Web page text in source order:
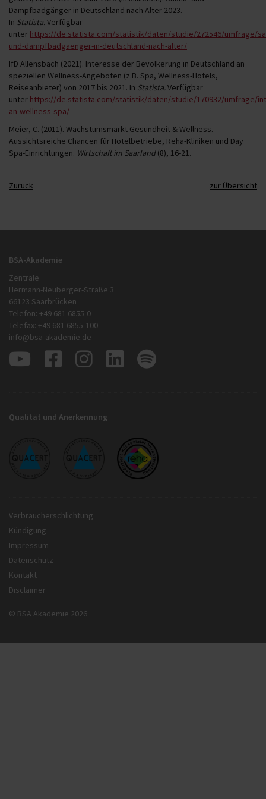
Dampfbadgänger in Deutschland nach Alter 2023.
In Statista.Verfügbar
unter https://de.statista.com/statistik/daten/studie/272546/umfrage/
und-dampfbadgaenger-in-deutschland-nach-alter/
IfD Allensbach (2021). Interesse der Bevölkerung in Deutschland an
speziellen Wellness-Angeboten (z.B. Spa, Wellness-Hotels,
Reiseanbieter) von 2017 bis 2021. In Statista.Verfügbar
unter https://de.statista.com/statistik/daten/studie/170932/umfrage/
an-wellness-spa/
Meier, C. (2011). Wachstumsmarkt Gesundheit & Wellness.
Aussichtsreiche Chancen für Hotelbetriebe, Reha-Kliniken und Day
Spa-Einrichtungen. Wirtschaft im Saarland(8), 16-21.
Zurück zur Übersicht
BSA-Akademie
Zentrale
Hermann-Neuberger-Straße 3
66123 Saarbrücken
Telefon: +49 681 6855-0
Telefax: +49 681 6855-100
info@bsa-akademie.de
Qualität und Anerkennung
Verbraucherschlichtung
Kündigung
Impressum
Datenschutz
Kontakt
Disclaimer
© BSA Akademie 2026